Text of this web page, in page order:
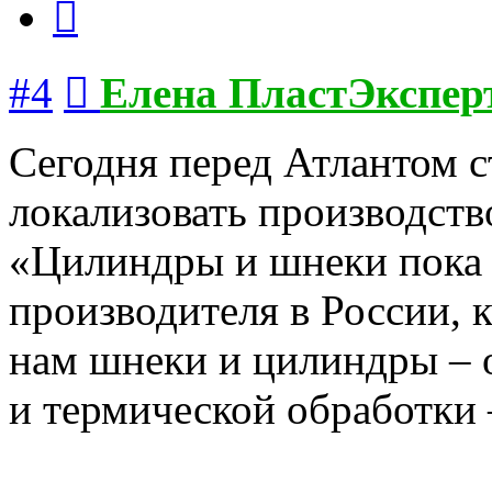
#4
Елена
Сегодня перед Атлантом
локализовать
«Цилиндры и шнеки
производителя в России,
нам шнеки и цилиндры –
и термической